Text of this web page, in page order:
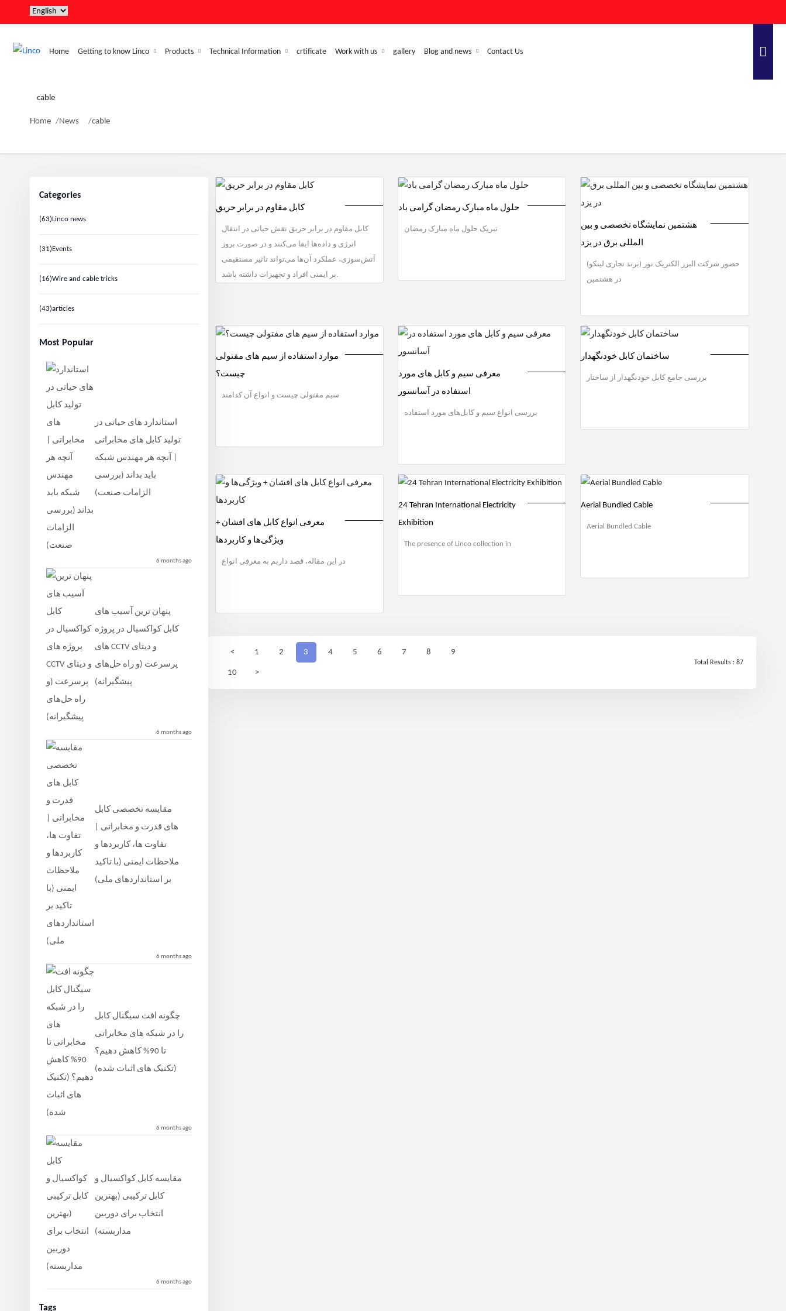
Home Getting to know Linco Products Technical Information crtificate Work with us gallery Blog and news Contact Us
cable
Home News cable
کابل مقاوم در برابر حریق
کابل مقاوم در برابر حریق نقش حیاتی در انتقال
انرژی و داده‌ها ایفا می‌کنند و در صورت بروز
آتش‌سوزی، عملکرد آن‌ها می‌تواند تاثیر مستقیمی
بر ایمنی افراد و تجهیزات داشته باشد.
حلول ماه مبارک رمضان گرامی باد
تبریک حلول ماه مبارک رمضان
هشتمین نمایشگاه تخصصی و بین
المللی برق در یزد
حضور شرکت البرز الکتریک نور (برند تجاری لینکو)
در هشتمین
موارد استفاده از سیم های مفتولی
چیست؟
سیم مفتولی چیست و انواع آن کدامند
معرفی سیم و کابل های مورد
استفاده در آسانسور
بررسی انواع سیم و کابل‌های مورد استفاده
ساختمان کابل خودنگهدار
بررسی جامع کابل خودنگهدار از ساختار
معرفی انواع کابل های افشان +
ویژگی‌ها و کاربردها
در این مقاله، قصد داریم به معرفی انواع
24 Tehran International Electricity
Exhibition
The presence of Linco collection in
Aerial Bundled Cable
Aerial Bundled Cable
< 1 2 3 4 5 6 7 8 9
10 >
Total Results : 87
Categories
Linco news
(63)
Events
(31)
Wire and cable tricks
(16)
articles
(43)
Most Popular
استاندارد های حیاتی در
تولید کابل‌ های مخابراتی
| آنچه هر مهندس شبکه
باید بداند (بررسی
الزامات صنعت)
6 months ago
پنهان‌ ترین آسیب ‌های
کابل کواکسیال در پروژه
‌های CCTV و دیتای
پرسرعت (و راه‌ حل‌های
پیشگیرانه)
6 months ago
مقایسه تخصصی کابل‌
های قدرت و مخابراتی |
تفاوت‌ ها، کاربردها و
ملاحظات ایمنی (با تاکید
بر استانداردهای ملی)
6 months ago
چگونه افت سیگنال کابل
را در شبکه ‌های مخابراتی
تا 90% کاهش دهیم؟
(تکنیک‌ های اثبات شده)
6 months ago
مقایسه کابل کواکسیال و
کابل ترکیبی (بهترین
انتخاب برای دوربین
مداربسته)
6 months ago
Tags